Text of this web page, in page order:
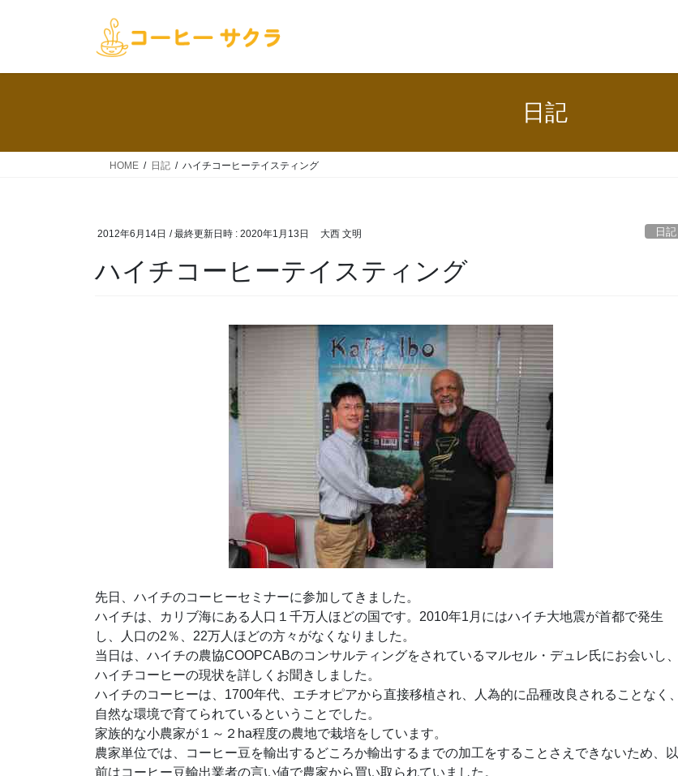
日記
HOME 日記 ハイチコーヒーテイスティング
2012年6月14日 / 最終更新日時 : 2020年1月13日 大西 文明 日記
ハイチコーヒーテイスティング
先日、ハイチのコーヒーセミナーに参加してきました。
ハイチは、カリブ海にある人口１千万人ほどの国です。2010年1月にはハイチ大地震が首都で発生
し、人口の2％、22万人ほどの方々がなくなりました。
当日は、ハイチの農協COOPCABのコンサルティングをされているマルセル・デュレ氏にお会いし、
ハイチコーヒーの現状を詳しくお聞きしました。
ハイチのコーヒーは、1700年代、エチオピアから直接移植され、人為的に品種改良されることなく、
自然な環境で育てられているということでした。
家族的な小農家が１～２ha程度の農地で栽培をしています。
農家単位では、コーヒー豆を輸出するどころか輸出するまでの加工をすることさえできないため、以
前はコーヒー豆輸出業者の言い値で農家から買い取られていました。